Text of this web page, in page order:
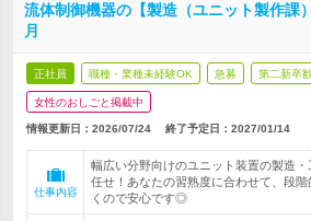
流体制御機器の【製造（ユニット製作課
月
正社員 職種・業種未経験OK 急募 第二新卒
女性のおしごと掲載中
情報更新日：2026/07/24 終了予定日： 2027/01/14
仕事内容
幅広い分野向けのユニット装置の製造
任せ！あなたの習熟度に合わせて、段
くので安心です◎